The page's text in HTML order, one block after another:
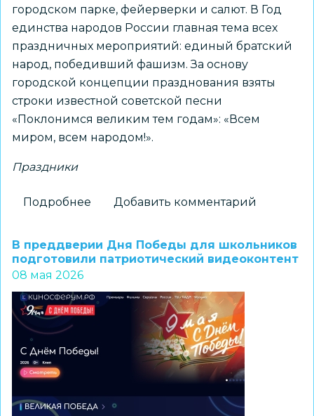
городском парке, фейерверки и салют. В Год
единства народов России главная тема всех
праздничных мероприятий: единый братский
народ, победивший фашизм. За основу
городской концепции празднования взяты
строки известной советской песни
«Поклонимся великим тем годам»: «Всем
миром, всем народом!».
Праздники
Подробнее
Победы-2026
в
Бессмертный
полк,
парад,
фейерверки
Добавить комментарий
В преддверии Дня Победы для школьников
подготовили патриотический видеоконтент
08 мая 2026